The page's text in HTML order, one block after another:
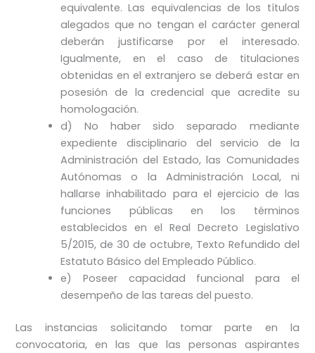
equivalente. Las equivalencias de los títulos
alegados que no tengan el carácter general
deberán justificarse por el interesado.
Igualmente, en el caso de titulaciones
obtenidas en el extranjero se deberá estar en
posesión de la credencial que acredite su
homologación.
d) No haber sido separado mediante
expediente disciplinario del servicio de la
Administración del Estado, las Comunidades
Autónomas o la Administración Local, ni
hallarse inhabilitado para el ejercicio de las
funciones públicas en los términos
establecidos en el Real Decreto Legislativo
5/2015, de 30 de octubre, Texto Refundido del
Estatuto Básico del Empleado Público.
e) Poseer capacidad funcional para el
desempeño de las tareas del puesto.
Las instancias solicitando tomar parte en la
convocatoria, en las que las personas aspirantes